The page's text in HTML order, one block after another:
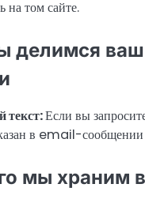
на том сайте.
делимся
текст:Если вы
в email-сообщении
мы храним